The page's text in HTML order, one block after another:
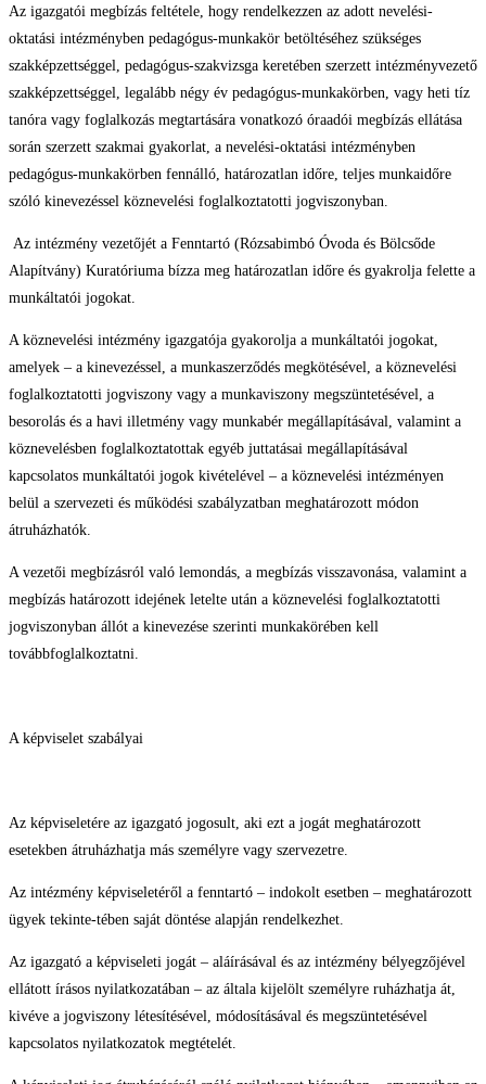
Az igazgatói megbízás feltétele, hogy rendelkezzen az adott nevelési-
oktatási intézményben pedagógus-munkakör betöltéséhez szükséges
szakképzettséggel, pedagógus-szakvizsga keretében szerzett intézményvezető
szakképzettséggel, legalább négy év pedagógus-munkakörben, vagy heti tíz
tanóra vagy foglalkozás megtartására vonatkozó óraadói megbízás ellátása
során szerzett szakmai gyakorlat, a nevelési-oktatási intézményben
pedagógus-munkakörben fennálló, határozatlan időre, teljes munkaidőre
szóló kinevezéssel köznevelési foglalkoztatotti jogviszonyban.
Az intézmény vezetőjét a Fenntartó (Rózsabimbó Óvoda és Bölcsőde
Alapítvány) Kuratóriuma bízza meg határozatlan időre és gyakrolja felette a
munkáltatói jogokat.
A köznevelési intézmény igazgatója gyakorolja a munkáltatói jogokat,
amelyek – a kinevezéssel, a munkaszerződés megkötésével, a köznevelési
foglalkoztatotti jogviszony vagy a munkaviszony megszüntetésével, a
besorolás és a havi illetmény vagy munkabér megállapításával, valamint a
köznevelésben foglalkoztatottak egyéb juttatásai megállapításával
kapcsolatos munkáltatói jogok kivételével – a köznevelési intézményen
belül a szervezeti és működési szabályzatban meghatározott módon
átruházhatók.
A vezetői megbízásról való lemondás, a megbízás visszavonása, valamint a
megbízás határozott idejének letelte után a köznevelési foglalkoztatotti
jogviszonyban állót a kinevezése szerinti munkakörében kell
továbbfoglalkoztatni.
A képviselet szabályai
Az képviseletére az igazgató jogosult, aki ezt a jogát meghatározott
esetekben átruházhatja más személyre vagy szervezetre.
Az intézmény képviseletéről a fenntartó – indokolt esetben – meghatározott
ügyek tekinte-tében saját döntése alapján rendelkezhet.
Az igazgató a képviseleti jogát – aláírásával és az intézmény bélyegzőjével
ellátott írásos nyilatkozatában – az általa kijelölt személyre ruházhatja át,
kivéve a jogviszony létesítésével, módosításával és megszüntetésével
kapcsolatos nyilatkozatok megtételét.